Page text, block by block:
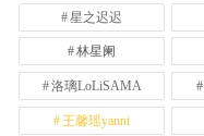
星之迟迟
林星阑
洛璃LoLiSAMA
王馨瑶yanni